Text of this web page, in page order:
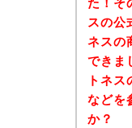
た！そ
スの公
ネスの
できま
トネ
などを
か？